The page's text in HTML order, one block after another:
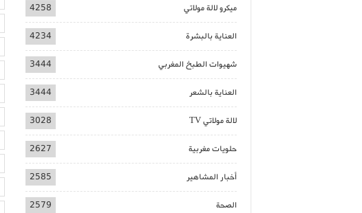
ميكرو لالة مولاتي 4258
العناية بالبشرة 4234
شهيوات الطبخ المغربي 3444
العناية بالشعر 3444
لالة مولاتي TV 3028
حلويات مغربية 2627
أخبار المشاهير 2585
الصحة 2579